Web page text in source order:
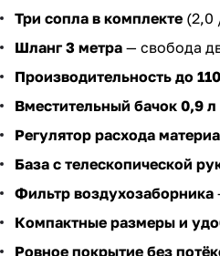
Три сопла в комплекте (2,0
Шланг 3 метра — свобода
Производительность до
Вместительный бачок 0,9 л
Регулятор расхода
База с телескопической
Фильтр воздухозаборника
Компактные размеры и
Ровное покрытие без